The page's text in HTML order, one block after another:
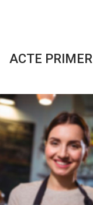
ACTE PRIMER